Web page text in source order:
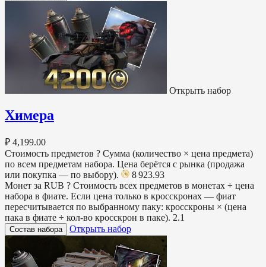
Открыть набор
Химера
₽ 4,199.00
Стоимость предметов ? Сумма (количество × цена предмета)
по всем предметам набора. Цена берётся с рынка (продажа
или покупка — по выбору).
8 923.93
Монет за RUB ? Стоимость всех предметов в монетах ÷ цена
набора в фиате. Если цена только в кросскронах — фиат
пересчитывается по выбранному паку: кросскроны × (цена
пака в фиате ÷ кол-во кросскрон в паке). 2.1
Состав набора Открыть набор